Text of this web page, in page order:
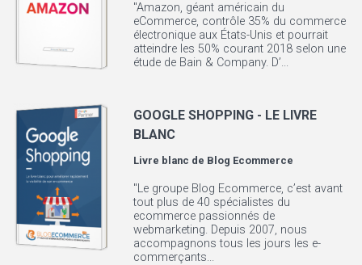
"Amazon, géant américain du
eCommerce, contrôle 35% du commerce
électronique aux États-Unis et pourrait
atteindre les 50% courant 2018 selon une
étude de Bain & Company. D’...
GOOGLE SHOPPING - LE LIVRE
BLANC
Livre blanc de Blog Ecommerce
"Le groupe Blog Ecommerce, c’est avant
tout plus de 40 spécialistes du
ecommerce passionnés de
webmarketing. Depuis 2007, nous
accompagnons tous les jours les e-
commerçants...